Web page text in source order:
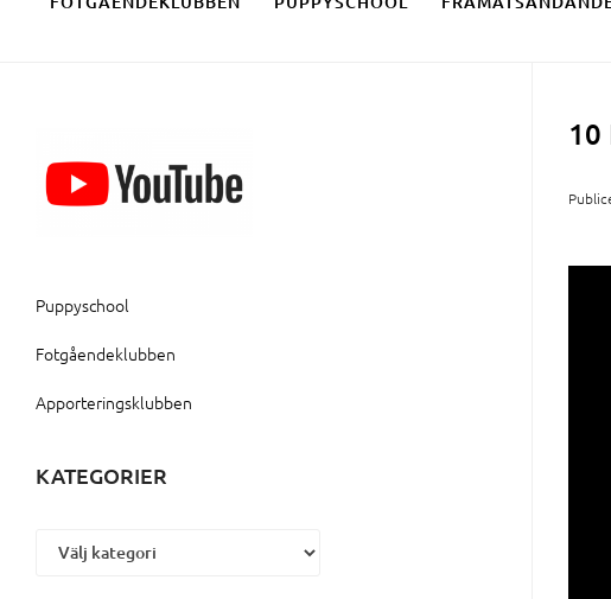
10
Puppyschool
Fotgåendeklubben
Apporteringsklubben
KATEGORIER